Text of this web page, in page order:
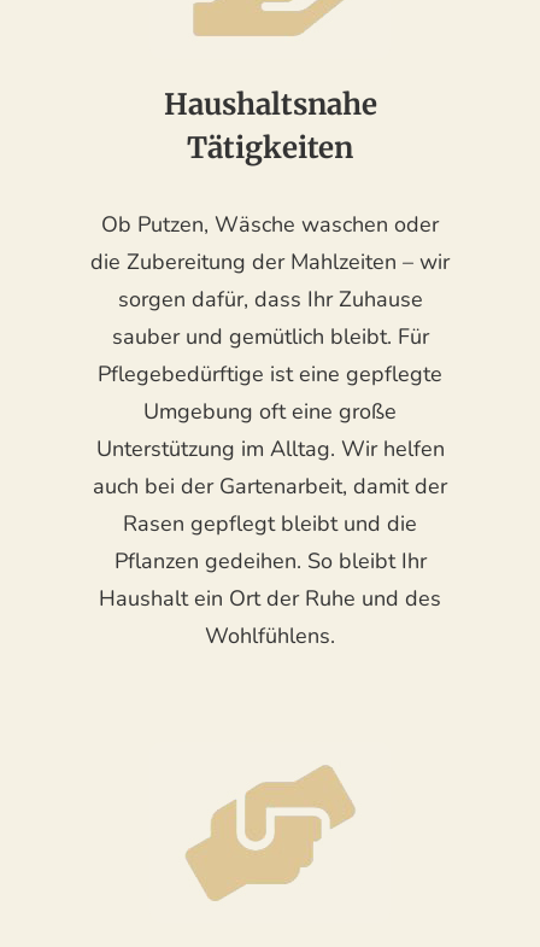
Haushaltsnahe
Tätigkeiten
Ob Putzen, Wäsche waschen oder
die Zubereitung der Mahlzeiten – wir
sorgen dafür, dass Ihr Zuhause
sauber und gemütlich bleibt. Für
Pflegebedürftige ist eine gepflegte
Umgebung oft eine große
Unterstützung im Alltag. Wir helfen
auch bei der Gartenarbeit, damit der
Rasen gepflegt bleibt und die
Pflanzen gedeihen. So bleibt Ihr
Haushalt ein Ort der Ruhe und des
Wohlfühlens.